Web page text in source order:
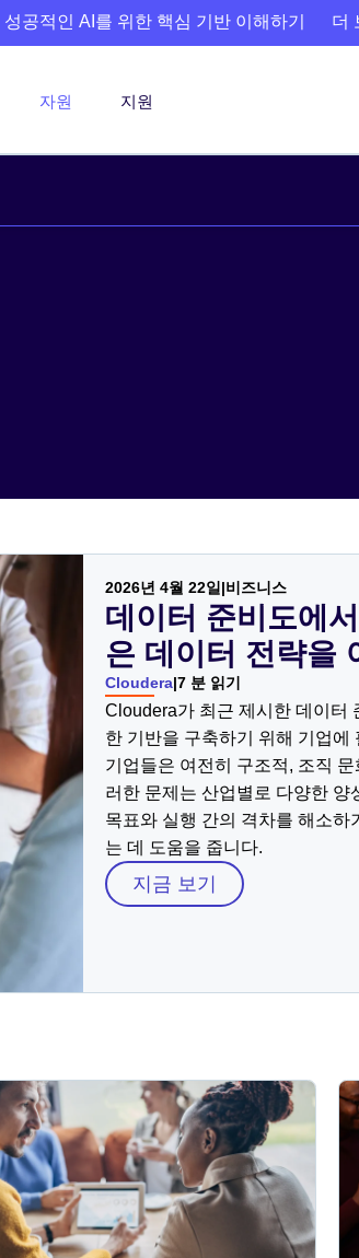
성공적인 AI를 위한 핵심 기반 이해하기 더
자원 지원
2026년 4월 22일 |비즈니스
데이터 준비도에
은 데이터 전략을
Cloudera|7 분 읽기
Cloudera가 최근 제시한 데이터
한 기반을 구축하기 위해 기업에
기업들은 여전히 구조적, 조직
러한 문제는 산업별로 다양한 양
목표와 실행 간의 격차를 해소
는 데 도움을 줍니다.
지금 보기